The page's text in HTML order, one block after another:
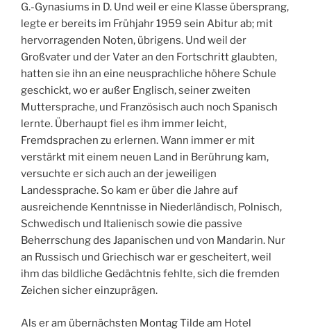
G.-Gynasiums in D. Und weil er eine Klasse übersprang,
legte er bereits im Frühjahr 1959 sein Abitur ab; mit
hervorragenden Noten, übrigens. Und weil der
Großvater und der Vater an den Fortschritt glaubten,
hatten sie ihn an eine neusprachliche höhere Schule
geschickt, wo er außer Englisch, seiner zweiten
Muttersprache, und Französisch auch noch Spanisch
lernte. Überhaupt fiel es ihm immer leicht,
Fremdsprachen zu erlernen. Wann immer er mit
verstärkt mit einem neuen Land in Berührung kam,
versuchte er sich auch an der jeweiligen
Landessprache. So kam er über die Jahre auf
ausreichende Kenntnisse in Niederländisch, Polnisch,
Schwedisch und Italienisch sowie die passive
Beherrschung des Japanischen und von Mandarin. Nur
an Russisch und Griechisch war er gescheitert, weil
ihm das bildliche Gedächtnis fehlte, sich die fremden
Zeichen sicher einzuprägen.
Als er am übernächsten Montag Tilde am Hotel